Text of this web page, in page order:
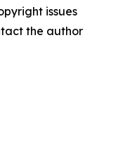
issues
the author